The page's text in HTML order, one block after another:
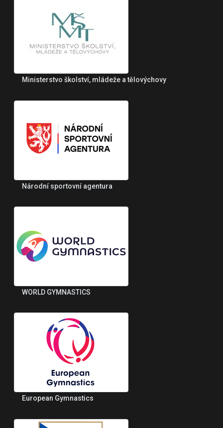
Ministerstvo školství, mládeže a tělovýchovy
Národní sportovní agentura
WORLD GYMNASTICS
European Gymnastics